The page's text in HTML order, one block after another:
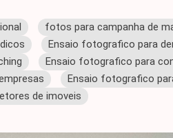
fotos para campanha de
Ensaio fotografico para
Ensaio fotografico para
Ensaio fotografico
de imoveis